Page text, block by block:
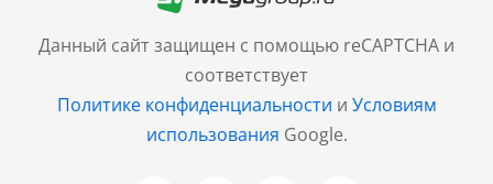
Данный сайт защищен с помощью reCAPTCHA и
соответствует
Политике конфиденциальности и Условиям
использования Google.
Санкт-Петербург
+7 (812) 600-77-33
Барнаул
+7 (961) 999-93-93